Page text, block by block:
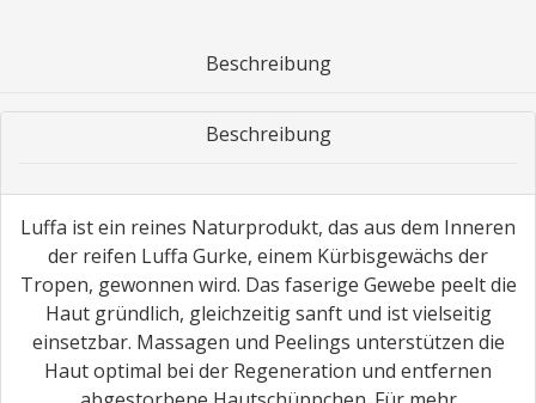
Beschreibung
Beschreibung
Luffa ist ein reines Naturprodukt, das aus dem Inneren
der reifen Luffa Gurke, einem Kürbisgewächs der
Tropen, gewonnen wird. Das faserige Gewebe peelt die
Haut gründlich, gleichzeitig sanft und ist vielseitig
einsetzbar. Massagen und Peelings unterstützen die
Haut optimal bei der Regeneration und entfernen